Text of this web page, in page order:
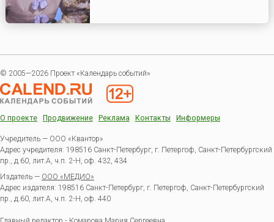
© 2005—2026 Проект «Календарь событий»
О проекте Продвижение Реклама Контакты Информеры
Учредитель — ООО «Квантор»
Адрес учредителя: 198516 Санкт-Петербург, г. Петергоф, Санкт-Петербургский
пр., д.60, лит.А, ч.п. 2-Н, оф. 432, 434
Издатель — ООО «МЕДИО»
Адрес издателя: 198516 Санкт-Петербург, г. Петергоф, Санкт-Петербургский
пр., д.60, лит.А, ч.п. 2-Н, оф. 440